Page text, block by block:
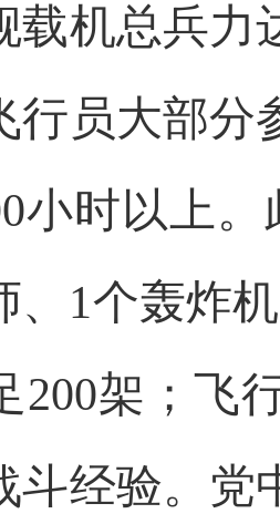
载机总兵力
行员大部分
小时以上
、1个轰炸
200架；飞
斗经验。党